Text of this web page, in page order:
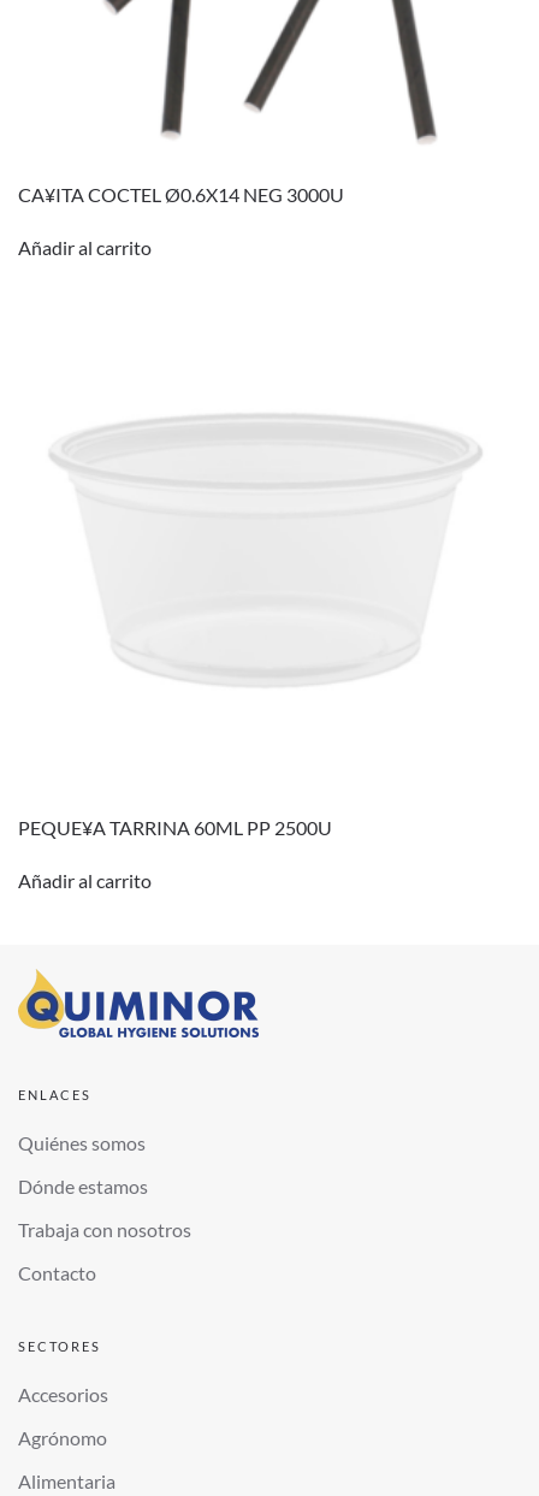
CA¥ITA COCTEL Ø0.6X14 NEG 3000U
Añadir al carrito
PEQUE¥A TARRINA 60ML PP 2500U
Añadir al carrito
ENLACES
Quiénes somos
Dónde estamos
Trabaja con nosotros
Contacto
SECTORES
Accesorios
Agrónomo
Alimentaria